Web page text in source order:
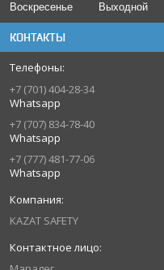
Воскресенье
Выходной
КОНТАКТЫ
+7 (701) 404-28-34
Whatsapp
+7 (707) 834-78-40
Whatsapp
+7 (777) 481-77-06
Whatsapp
KAZAT SAFETY